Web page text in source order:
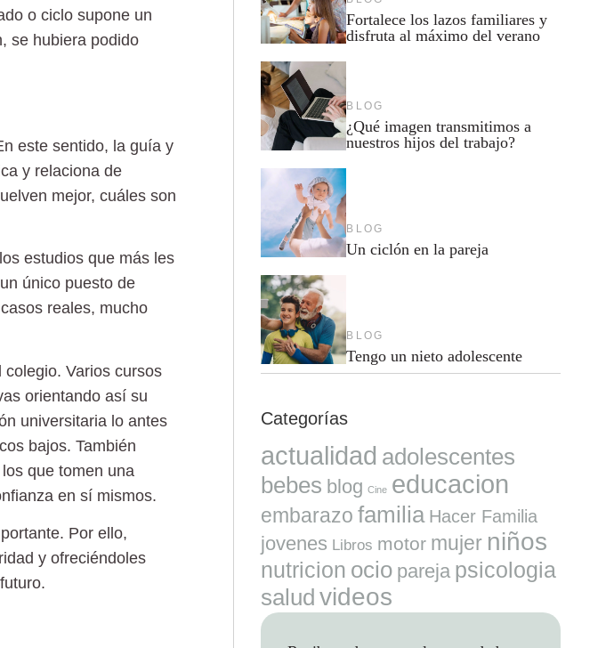
o ciclo supone un
se hubiera podido
este sentido, la guía y
y relaciona de
mejor, cuáles son
estudios que más les
único puesto de
reales, mucho
Varios cursos
orientando así su
universitaria lo antes
bajos. También
que tomen una
en sí mismos.
Por ello,
y ofreciéndoles
Fortalece los lazos familiares y
disfruta al máximo del verano
BLOG
¿Qué imagen transmitimos a
nuestros hijos del trabajo?
BLOG
Un ciclón en la pareja
BLOG
Tengo un nieto adolescente
Categorías
actualidad adolescentes
bebes blog Cine educacion
embarazo familia Hacer Familia
jovenes Libros motor mujer niños
nutricion ocio pareja psicologia
salud videos